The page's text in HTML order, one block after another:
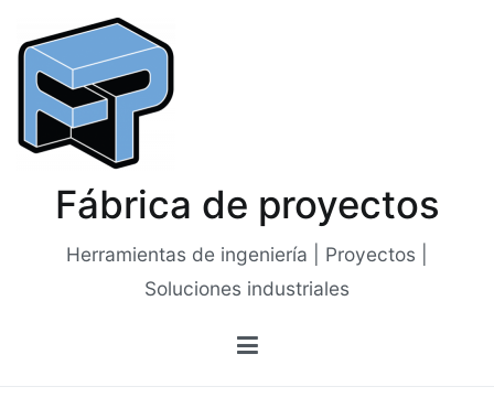
contenido
Fábrica de proyectos
Herramientas de ingeniería | Proyectos |
Soluciones industriales